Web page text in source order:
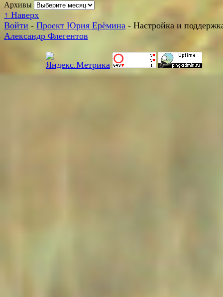
Архивы
↑ Наверх
Войти - Проект Юрия Ерёмина - Настройка и
Александр Флегентов